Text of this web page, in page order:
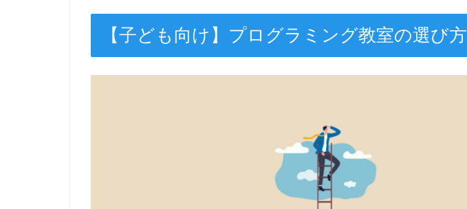
【子ども向け】プログラミング教室の選び方